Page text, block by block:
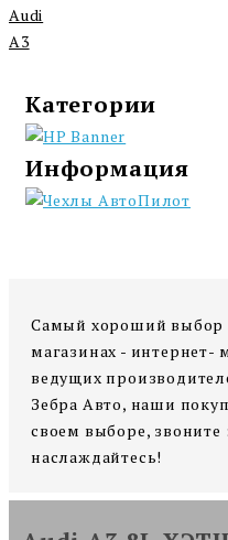
Audi
A3
Категории
Информация
Самый хороший выбор
магазинах - интернет-
ведущих
Зебра Авто, наши
своем выборе, звоните
наслаждайтесь!